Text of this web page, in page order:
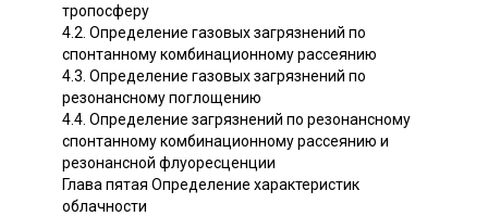
тропосферу
4.2. Определение газовых загрязнений по
спонтанному комбинационному рассеянию
4.3. Определение газовых загрязнений по
резонансному поглощению
4.4. Определение загрязнений по резонансному
спонтанному комбинационному рассеянию и
резонансной флуоресценции
Глава пятая Определение характеристик
облачности